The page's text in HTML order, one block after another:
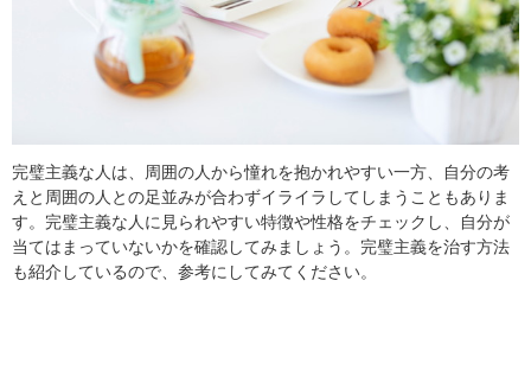
食材辞典
おすすめ
完璧主義な人は、周囲の人から憧れを抱かれやすい一方、自分の考
えと周囲の人との足並みが合わずイライラしてしまうこともありま
す。完璧主義な人に見られやすい特徴や性格をチェックし、自分が
当てはまっていないかを確認してみましょう。完璧主義を治す方法
も紹介しているので、参考にしてみてください。